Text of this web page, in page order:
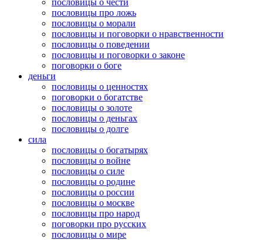
пословицы о чести
пословицы про ложь
пословицы о морали
пословицы и поговорки о нравственности
пословицы о поведении
пословицы и поговорки о законе
поговорки о боге
деньги
пословицы о ценностях
поговорки о богатстве
пословицы о золоте
пословицы о деньгах
пословицы о долге
сила
пословицы о богатырях
пословицы о войне
пословицы о силе
пословицы о родине
пословицы о россии
пословицы о москве
пословицы про народ
поговорки про русских
пословицы о мире